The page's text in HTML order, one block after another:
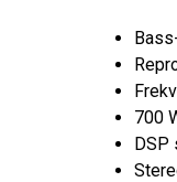
700
DSP